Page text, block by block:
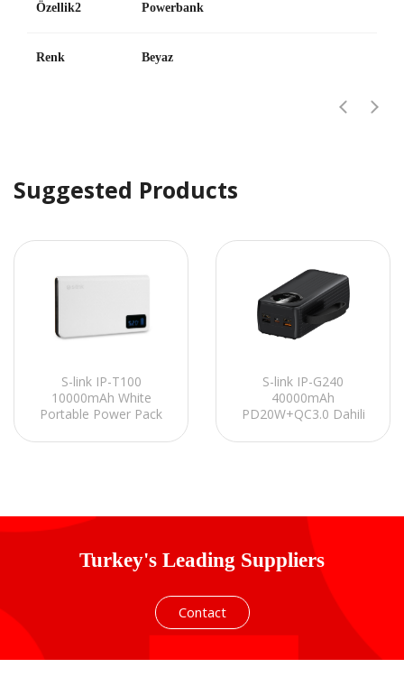
Özellik2 Powerbank
Renk Beyaz
Suggested Products
S-link IP-T100
10000mAh White
Portable Power Pack
S-link IP-G240
40000mAh
PD20W+QC3.0 Dahili
Taşınabilir Pil Şarj
Turkey's Leading Suppliers
Contact